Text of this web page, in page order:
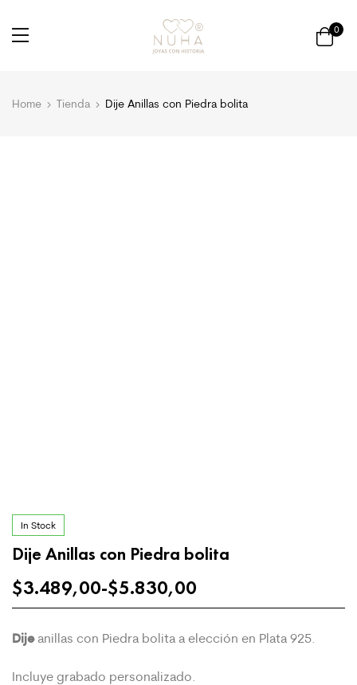
0
Home Tienda Dije Anillas con Piedra bolita
In Stock
Dije Anillas con Piedra bolita
$3.489,00-$5.830,00
Dije anillas con Piedra bolita a elección en Plata 925.
Incluye grabado personalizado.